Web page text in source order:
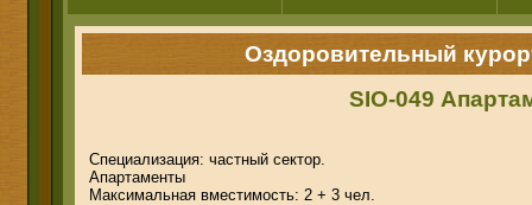
Оздоровительный
SIO-049
Специализация: частный сектор.
Апартаменты
Максимальная вместимость: 2 + 3 чел.